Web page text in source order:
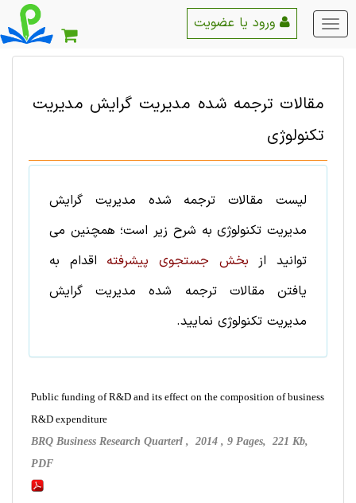
منو
اصلی
مقالات ترجمه شده مديريت گرایش مدیریت
تکنولوژی
لیست مقالات ترجمه شده مديريت گرایش
مدیریت تکنولوژیبه شرح زیر است؛ همچنین می
توانید از بخش جستجوی پیشرفته اقدام به
یافتن مقالات ترجمه شده مديريتگرایش
مدیریت تکنولوژی نمایید.
Public funding of R&D and its effect on the composition of business
R&D expenditure
BRQ Business Research Quarterl , 2014 , 9 Pages, 221 Kb,
PDF